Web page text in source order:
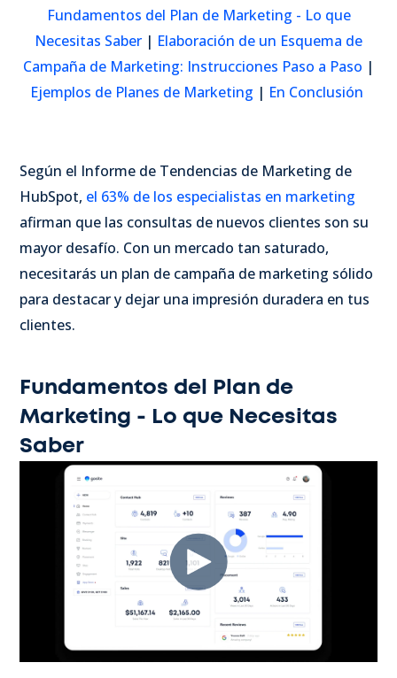
Fundamentos del Plan de Marketing - Lo que
Necesitas Saber | Elaboración de un Esquema de
Campaña de Marketing: Instrucciones Paso a Paso |
Ejemplos de Planes de Marketing | En Conclusión
Según el Informe de Tendencias de Marketing de
HubSpot, el 63% de los especialistas en marketing
afirman que las consultas de nuevos clientes son su
mayor desafío. Con un mercado tan saturado,
necesitarás un plan de campaña de marketing sólido
para destacar y dejar una impresión duradera en tus
clientes.
Fundamentos del Plan de
Marketing - Lo que Necesitas
Saber